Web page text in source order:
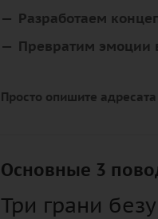
Разработаем
Превратим эмоции
Просто опишите
Основные 3
Три грани